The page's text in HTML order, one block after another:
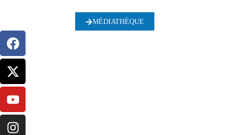
MÉDIATHÈQUE